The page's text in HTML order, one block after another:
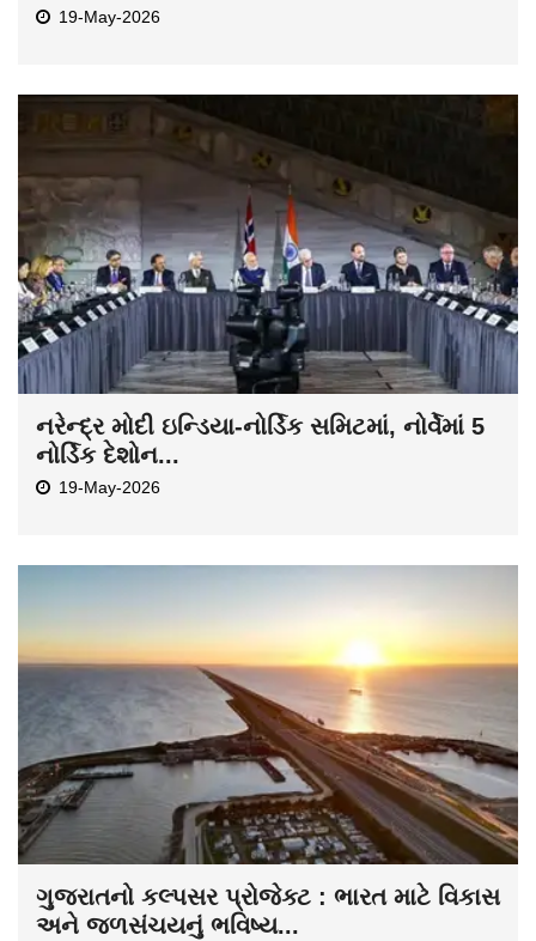
19-May-2026
નરેન્દ્ર મોદી ઇન્ડિયા-નોર્ડિક સમિટમાં, નોર્વેમાં 5
નોર્ડિક દેશોન...
19-May-2026
ગુજરાતનો કલ્પસર પ્રોજેક્ટ : ભારત માટે વિકાસ
અને જળસંચયનું ભવિષ્ય...